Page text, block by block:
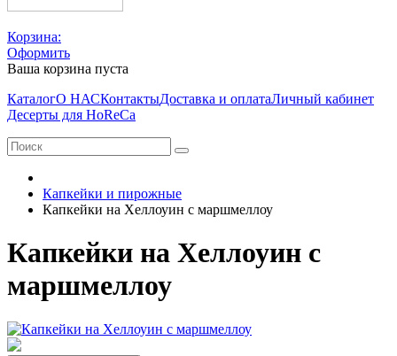
Корзина:
Оформить
Ваша корзина пуста
КаталогО НАСКонтактыДоставка и оплатаЛичный кабинет
Десерты для HoReCa
Капкейки и пирожные
Капкейки на Хеллоуин с маршмеллоу
Капкейки на Хеллоуин с
маршмеллоу